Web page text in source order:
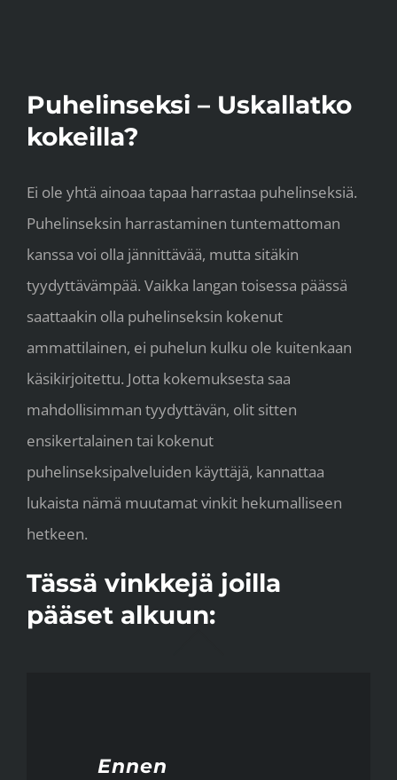
Puhelinseksi – Uskallatko
kokeilla?
Ei ole yhtä ainoaa tapaa harrastaa puhelinseksiä.
Puhelinseksin harrastaminen tuntemattoman
kanssa voi olla jännittävää, mutta sitäkin
tyydyttävämpää. Vaikka langan toisessa päässä
saattaakin olla puhelinseksin kokenut
ammattilainen, ei puhelun kulku ole kuitenkaan
käsikirjoitettu. Jotta kokemuksesta saa
mahdollisimman tyydyttävän, olit sitten
ensikertalainen tai kokenut
puhelinseksipalveluiden käyttäjä, kannattaa
lukaista nämä muutamat vinkit hekumalliseen
hetkeen.
Tässä vinkkejä joilla
pääset alkuun:
Ennen